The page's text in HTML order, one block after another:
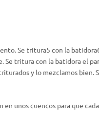
Se tritura5 con la
tritura con la batidora el
y lo mezclamos bien.
unos cuencos para que